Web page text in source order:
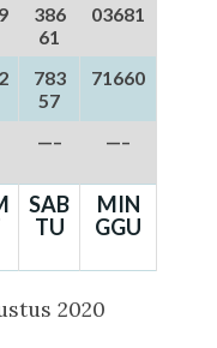
386
61
03681
783
57
71660
—– —–
SAB
TU
MIN
GGU
2020